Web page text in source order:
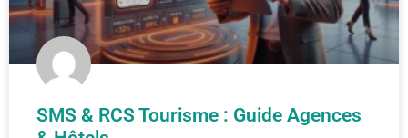
SMS & RCS Tourisme : Guide Agences